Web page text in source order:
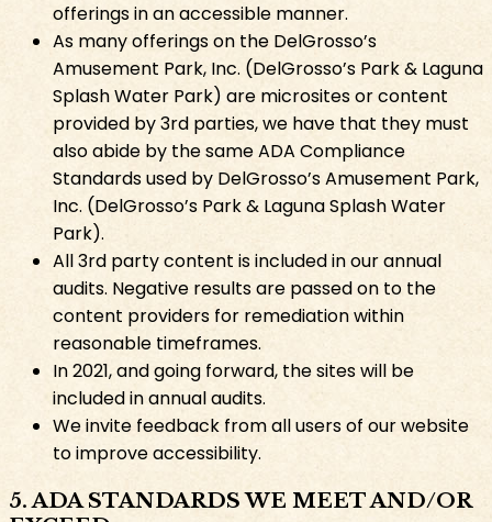
offerings in an accessible manner.​​​​‌ ‍ ​‍​‍‌‍ ‌ ​‍‌‍‍‌‌‍‌ ‌‍‍‌‌‍ ‍​‍​‍​ ‍‍​‍​‍‌ ​ ‌‍​‌‌‍ ‍‌‍‍‌‌ ‌​‌ ‍‌​‍ ‍‌‍‍‌‌‍ ​‍​‍​‍ ​​‍​‍‌‍‍​‌ ​‍‌‍‌‌‌‍‌‍​‍​‍​ ‍‍​‍​‍‌‍‍​‌ ‌​‌ ‌​‌ ​​​ ‍‍​‍ ​‍ ‌‍ ​‌‍​‌​‍ ‌‌‍‌‍‌‍​‌‌‍ ‌‌‍‍‌‌‍‌ ‌‍ ​‌‍‍‌‌‍​‌​‍ ‌‌‍‌​‌‍‌‌‌‍ ​‌‍‌ ‌ ​‍‌‍ ‌ ​ ‌ ​ ‌‍ ​‍ ‍‌ ​ ‌‍​‌‌‍ ‍‌‍‍‌‌ ‌​‌ ‍‌​‍ ‍‌ ​ ‌ ‌​‌ ‌‌‌‍‌​‌‍‍‌‌‍ ​‍ ‌‍‍‌‌‍ ‍‌ ‌​‌‍‌‌‌‍ ‍‌ ‌​​‍ ‌‍‌‌‌‍‌​‌‍‍‌‌ ‌​​‍ ‌‍ ‌‌‍ ‌‍‌​‌‍‌‌​ ‌‌ ​​‌ ​‍‌‍‌‌‌ ​ ‌‍‌‌‌‍ ‍‌ ‌​‌‍​‌‌ ‌​‌‍‍‌‌‍ ‌‍ ‍​ ‍ ‌‍‍‌‌‍‌​​ ‌​ ‌‌​ ​​​ ‌​‌‍‌​‌‍​‍‌‍​‍​ ‌ ‌‍‌‌​‍ ‌​ ​ ‌‍‌​‌‍​ ​ ‌​​‍ ‌​ ‌​​ ‌‌​ ​‌​ ‍‌​‍ ‌‌‍​‍‌‍‌‍​ ‌ ​ ​​​‍ ‌​ ​ ​ ‌‌‌‍‌‍​ ‌‍‌‍​‌​ ​‌‌‍​‌​ ​​​ ​‌‌‍‌‍‌‍​‍‌‍‌‌​ ‍ ‌ ‌​‌ ‍‌‌ ​​‌‍‌‌​ ‌‌ ​​‌‍​‌‌‍‌ ‌‍‌‌​ ‍ ‌ ​​‌‍​‌‌ ‌​‌‍‍​​ ‌‌ ​​‌‍​‌‌‍‌ ‌‍‌‌‌​​‍‌ ‌‌‌‍‍‌‌‍ ​‌‍‌​‌‍‌‌‌ ​‍​‍‌‌​ ‌‌‌​​‍‌‌ ‌‍‍ ‌‍‌‌‌ ‍‌​‍‌‌​ ​ ‌​‌​​‍‌‌​ ​ ‌​‌​​‍‌‌​ ​‍​ ​‍​ ‍‌​ ‌‍​ ‌ ‌‍​‌​ ‌ ​ ​‌​ ​‌‌‍​‌‌‍​‌​ ‍‌​ ​‌​ ​​​‍‌‌​ ​‍​ ​‍​‍‌‌​ ‌‌‌​‌​​‍ ‍‌‍​‍‌‍ ‌‍‌​‌ ‍‌​‍‌‌​ ‌‌‌​​‍‌‌ ‌‍‍ ‌‍‌‌‌ ‍‌​‍‌‌​ ​ ‌​‌​​‍‌‌​ ​ ‌​‌​​‍‌‌​ ​‍​ ​‍‌‍​‌‌‍‌‌​ ‍​‌‍‌​‌‍​‍​ ‌‍‌‍​‌‌‍‌‌‌‍​ ​ ‌​​ ​ ​ ‍​​‍‌‌​ ​‍​ ​‍​‍‌‌​ ‌‌‌​‌​​‍ ‍‌‍​ ‌‍‍​‌‍‍‌‌‍ ​‌‍‌​‌ ​‍‌‍‌‌‌‍ ‍​‍‌‌​ ‌‌‌​​‍‌‌ ‌‍‍ ‌‍‌‌‌ ‍‌​‍‌‌​ ​ ‌​‌​​‍‌‌​ ​ ‌​‌​​‍‌‌​ ​‍​ ​‍​ ​‍​ ‌‌​ ‌‍​ ‍​​ ‌ ​ ‍‌​ ​ ​ ‌ ​ ‌‍​ ‌‍​ ​‌​ ‌ ​‍‌‌​ ​‍​ ​‍​‍‌‌​ ‌‌‌​‌​​‍ ‍‌ ‌​‌‍‌‌‌ ‍​‌ ‌​​ ‌‍​‍‌‍​‌‌ ​ ‌‍‌‌‌‌‌‌‌ ​‍‌‍ ​​ ‌‌‍‍​‌ ‌​‌ ‌​‌ ​​​‍‌‌​ ​ ‌​​‌​‍‌‌​ ​‍‌​‌‍​‍‌‌​ ​‍‌​‌‍‌‍ ​‌‍​‌​‍ ‌‌‍‌‍‌‍​‌‌‍ ‌‌‍‍‌‌‍‌ ‌‍ ​‌‍‍‌‌‍​‌​‍ ‌‌‍‌​‌‍‌‌‌‍ ​‌‍‌ ‌ ​‍‌‍ ‌ ​ ‌ ​ ‌‍ ​‍ ‍‌ ​ ‌‍​‌‌‍ ‍‌‍‍‌‌ ‌​‌ ‍‌​‍ ‍‌ ​ ‌ ‌​‌ ‌‌‌‍‌​‌‍‍‌‌‍ ​‍‌‍‌‍‍‌‌‍‌​​ ‌​ ‌‌​ ​​​ ‌​‌‍‌​‌‍​‍‌‍​‍​ ‌ ‌‍‌‌​‍ ‌​ ​ ‌‍‌​‌‍​ ​ ‌​​‍ ‌​ ‌​​ ‌‌​ ​‌​ ‍‌​‍ ‌‌‍​‍‌‍‌‍​ ‌ ​ ​​​‍ ‌​ ​ ​ ‌‌‌‍‌‍​ ‌‍‌‍​‌​ ​‌‌‍​‌​ ​​​ ​‌‌‍‌‍‌‍​‍‌‍‌‌​‍‌‍‌ ‌​‌ ‍‌‌ ​​‌‍‌‌​ ‌‌ ​​‌‍​‌‌‍‌ ‌‍‌‌​‍‌‍‌ ​​‌‍​‌‌ ‌​‌‍‍​​ ‌‌ ​​‌‍​‌‌‍‌ ‌‍‌‌‌​​‍‌ ‌‌‌‍‍‌‌‍ ​‌‍‌​‌‍‌‌‌ ​‍​‍‌‌​ ‌‌‌​​‍‌‌ ‌‍‍ ‌‍‌‌‌ ‍‌​‍‌‌​ ​ ‌​‌​​‍‌‌​ ​ ‌​‌​​‍‌‌​ ​‍​ ​‍​ ‍‌​ ‌‍​ ‌ ‌‍​‌​ ‌ ​ ​‌​ ​‌‌‍​‌‌‍​‌​ ‍‌​ ​‌​ ​​​‍‌‌​ ​‍​ ​‍​‍‌‌​ ‌‌‌​‌​​‍ ‍‌‍​‍‌‍ ‌‍‌​‌ ‍‌​‍‌‌​ ‌‌‌​​‍‌‌ ‌‍‍ ‌‍‌‌‌ ‍‌​‍‌‌​ ​ ‌​‌​​‍‌‌​ ​ ‌​‌​​‍‌‌​ ​‍​ ​‍‌‍​‌‌‍‌‌​ ‍​‌‍‌​‌‍​‍​ ‌‍‌‍​‌‌‍‌‌‌‍​ ​ ‌​​ ​ ​ ‍​​‍‌‌​ ​‍​ ​‍​‍‌‌​ ‌‌‌​‌​​‍ ‍‌‍​ ‌‍‍​‌‍‍‌‌‍ ​‌‍‌​‌ ​‍‌‍‌‌‌‍ ‍​‍‌‌​ ‌‌‌​​‍‌‌ ‌‍‍ ‌‍‌‌‌ ‍‌​‍‌‌​ ​ ‌​‌​​‍‌‌​ ​ ‌​‌​​‍‌‌​ ​‍​ ​‍​ ​‍​ ‌‌​ ‌‍​ ‍​​ ‌ ​ ‍‌​ ​ ​ ‌ ​ ‌‍​ ‌‍​ ​‌​ ‌ ​‍‌‌​ ​‍​ ​‍​‍‌‌​ ‌‌‌​‌​​‍ ‍‌ ‌​‌‍‌‌‌ ‍​‌ ‌​​‍‌‍‌ ​​‌‍‌‌‌ ​‍‌ ​ ‌ ​​‌‍‌‌‌‍​ ‌ ‌​‌‍‍‌‌ ‌‍‌‍‌‌​ ‌‌ ​​‌ ‌‌‌‍​‍‌‍ ​‌‍‍‌‌ ​ ‌‍‍​‌‍‌‌‌‍‌​​‍​‍‌ ‌
As many offerings on the DelGrosso’s
Amusement Park, Inc. (DelGrosso’s Park & Laguna
Splash Water Park) are microsites or content
provided by 3rd parties, we have that they must
also abide by the same ADA Compliance
Standards used by DelGrosso’s Amusement Park,
Inc. (DelGrosso’s Park & Laguna Splash Water
Park).​​​​‌ ‍ ​‍​‍‌‍ ‌ ​‍‌‍‍‌‌‍‌ ‌‍‍‌‌‍ ‍​‍​‍​ ‍‍​‍​‍‌ ​ ‌‍​‌‌‍ ‍‌‍‍‌‌ ‌​‌ ‍‌​‍ ‍‌‍‍‌‌‍ ​‍​‍​‍ ​​‍​‍‌‍‍​‌ ​‍‌‍‌‌‌‍‌‍​‍​‍​ ‍‍​‍​‍‌‍‍​‌ ‌​‌ ‌​‌ ​​​ ‍‍​‍ ​‍ ‌‍ ​‌‍​‌​‍ ‌‌‍‌‍‌‍​‌‌‍ ‌‌‍‍‌‌‍‌ ‌‍ ​‌‍‍‌‌‍​‌​‍ ‌‌‍‌​‌‍‌‌‌‍ ​‌‍‌ ‌ ​‍‌‍ ‌ ​ ‌ ​ ‌‍ ​‍ ‍‌ ​ ‌‍​‌‌‍ ‍‌‍‍‌‌ ‌​‌ ‍‌​‍ ‍‌ ​ ‌ ‌​‌ ‌‌‌‍‌​‌‍‍‌‌‍ ​‍ ‌‍‍‌‌‍ ‍‌ ‌​‌‍‌‌‌‍ ‍‌ ‌​​‍ ‌‍‌‌‌‍‌​‌‍‍‌‌ ‌​​‍ ‌‍ ‌‌‍ ‌‍‌​‌‍‌‌​ ‌‌ ​​‌ ​‍‌‍‌‌‌ ​ ‌‍‌‌‌‍ ‍‌ ‌​‌‍​‌‌ ‌​‌‍‍‌‌‍ ‌‍ ‍​ ‍ ‌‍‍‌‌‍‌​​ ‌​ ‌‌​ ​​​ ‌​‌‍‌​‌‍​‍‌‍​‍​ ‌ ‌‍‌‌​‍ ‌​ ​ ‌‍‌​‌‍​ ​ ‌​​‍ ‌​ ‌​​ ‌‌​ ​‌​ ‍‌​‍ ‌‌‍​‍‌‍‌‍​ ‌ ​ ​​​‍ ‌​ ​ ​ ‌‌‌‍‌‍​ ‌‍‌‍​‌​ ​‌‌‍​‌​ ​​​ ​‌‌‍‌‍‌‍​‍‌‍‌‌​ ‍ ‌ ‌​‌ ‍‌‌ ​​‌‍‌‌​ ‌‌ ​​‌‍​‌‌‍‌ ‌‍‌‌​ ‍ ‌ ​​‌‍​‌‌ ‌​‌‍‍​​ ‌‌ ​​‌‍​‌‌‍‌ ‌‍‌‌‌​​‍‌ ‌‌‌‍‍‌‌‍ ​‌‍‌​‌‍‌‌‌ ​‍​‍‌‌​ ‌‌‌​​‍‌‌ ‌‍‍ ‌‍‌‌‌ ‍‌​‍‌‌​ ​ ‌​‌​​‍‌‌​ ​ ‌​‌​​‍‌‌​ ​‍​ ​‍​ ‍‌​ ‌‍​ ‌ ‌‍​‌​ ‌ ​ ​‌​ ​‌‌‍​‌‌‍​‌​ ‍‌​ ​‌​ ​​​‍‌‌​ ​‍​ ​‍​‍‌‌​ ‌‌‌​‌​​‍ ‍‌‍​‍‌‍ ‌‍‌​‌ ‍‌​‍‌‌​ ‌‌‌​​‍‌‌ ‌‍‍ ‌‍‌‌‌ ‍‌​‍‌‌​ ​ ‌​‌​​‍‌‌​ ​ ‌​‌​​‍‌‌​ ​‍​ ​‍​ ‌‌‌‍​ ​ ‌ ​ ​‍​ ‌‍​ ‍‌‌‍​‍‌‍‌‌​ ‌​‌‍​‌​ ‌​​ ‌ ​‍‌‌​ ​‍​ ​‍​‍‌‌​ ‌‌‌​‌​​‍ ‍‌‍​ ‌‍‍​‌‍‍‌‌‍ ​‌‍‌​‌ ​‍‌‍‌‌‌‍ ‍​‍‌‌​ ‌‌‌​​‍‌‌ ‌‍‍ ‌‍‌‌‌ ‍‌​‍‌‌​ ​ ‌​‌​​‍‌‌​ ​ ‌​‌​​‍‌‌​ ​‍​ ​‍​ ​‌​ ‌​​ ​‌‌‍‌​​ ‌‍​ ‌‍​ ​‌​ ‌ ​ ​ ​ ‌​​ ‌‍‌‍​‍​‍‌‌​ ​‍​ ​‍​‍‌‌​ ‌‌‌​‌​​‍ ‍‌ ‌​‌‍‌‌‌ ‍​‌ ‌​​ ‌‍​‍‌‍​‌‌ ​ ‌‍‌‌‌‌‌‌‌ ​‍‌‍ ​​ ‌‌‍‍​‌ ‌​‌ ‌​‌ ​​​‍‌‌​ ​ ‌​​‌​‍‌‌​ ​‍‌​‌‍​‍‌‌​ ​‍‌​‌‍‌‍ ​‌‍​‌​‍ ‌‌‍‌‍‌‍​‌‌‍ ‌‌‍‍‌‌‍‌ ‌‍ ​‌‍‍‌‌‍​‌​‍ ‌‌‍‌​‌‍‌‌‌‍ ​‌‍‌ ‌ ​‍‌‍ ‌ ​ ‌ ​ ‌‍ ​‍ ‍‌ ​ ‌‍​‌‌‍ ‍‌‍‍‌‌ ‌​‌ ‍‌​‍ ‍‌ ​ ‌ ‌​‌ ‌‌‌‍‌​‌‍‍‌‌‍ ​‍‌‍‌‍‍‌‌‍‌​​ ‌​ ‌‌​ ​​​ ‌​‌‍‌​‌‍​‍‌‍​‍​ ‌ ‌‍‌‌​‍ ‌​ ​ ‌‍‌​‌‍​ ​ ‌​​‍ ‌​ ‌​​ ‌‌​ ​‌​ ‍‌​‍ ‌‌‍​‍‌‍‌‍​ ‌ ​ ​​​‍ ‌​ ​ ​ ‌‌‌‍‌‍​ ‌‍‌‍​‌​ ​‌‌‍​‌​ ​​​ ​‌‌‍‌‍‌‍​‍‌‍‌‌​‍‌‍‌ ‌​‌ ‍‌‌ ​​‌‍‌‌​ ‌‌ ​​‌‍​‌‌‍‌ ‌‍‌‌​‍‌‍‌ ​​‌‍​‌‌ ‌​‌‍‍​​ ‌‌ ​​‌‍​‌‌‍‌ ‌‍‌‌‌​​‍‌ ‌‌‌‍‍‌‌‍ ​‌‍‌​‌‍‌‌‌ ​‍​‍‌‌​ ‌‌‌​​‍‌‌ ‌‍‍ ‌‍‌‌‌ ‍‌​‍‌‌​ ​ ‌​‌​​‍‌‌​ ​ ‌​‌​​‍‌‌​ ​‍​ ​‍​ ‍‌​ ‌‍​ ‌ ‌‍​‌​ ‌ ​ ​‌​ ​‌‌‍​‌‌‍​‌​ ‍‌​ ​‌​ ​​​‍‌‌​ ​‍​ ​‍​‍‌‌​ ‌‌‌​‌​​‍ ‍‌‍​‍‌‍ ‌‍‌​‌ ‍‌​‍‌‌​ ‌‌‌​​‍‌‌ ‌‍‍ ‌‍‌‌‌ ‍‌​‍‌‌​ ​ ‌​‌​​‍‌‌​ ​ ‌​‌​​‍‌‌​ ​‍​ ​‍​ ‌‌‌‍​ ​ ‌ ​ ​‍​ ‌‍​ ‍‌‌‍​‍‌‍‌‌​ ‌​‌‍​‌​ ‌​​ ‌ ​‍‌‌​ ​‍​ ​‍​‍‌‌​ ‌‌‌​‌​​‍ ‍‌‍​ ‌‍‍​‌‍‍‌‌‍ ​‌‍‌​‌ ​‍‌‍‌‌‌‍ ‍​‍‌‌​ ‌‌‌​​‍‌‌ ‌‍‍ ‌‍‌‌‌ ‍‌​‍‌‌​ ​ ‌​‌​​‍‌‌​ ​ ‌​‌​​‍‌‌​ ​‍​ ​‍​ ​‌​ ‌​​ ​‌‌‍‌​​ ‌‍​ ‌‍​ ​‌​ ‌ ​ ​ ​ ‌​​ ‌‍‌‍​‍​‍‌‌​ ​‍​ ​‍​‍‌‌​ ‌‌‌​‌​​‍ ‍‌ ‌​‌‍‌‌‌ ‍​‌ ‌​​‍‌‍‌ ​​‌‍‌‌‌ ​‍‌ ​ ‌ ​​‌‍‌‌‌‍​ ‌ ‌​‌‍‍‌‌ ‌‍‌‍‌‌​ ‌‌ ​​‌ ‌‌‌‍​‍‌‍ ​‌‍‍‌‌ ​ ‌‍‍​‌‍‌‌‌‍‌​​‍​‍‌ ‌
All 3rd party content is included in our annual
audits. Negative results are passed on to the
content providers for remediation within
reasonable timeframes.​​​​‌ ‍ ​‍​‍‌‍ ‌ ​‍‌‍‍‌‌‍‌ ‌‍‍‌‌‍ ‍​‍​‍​ ‍‍​‍​‍‌ ​ ‌‍​‌‌‍ ‍‌‍‍‌‌ ‌​‌ ‍‌​‍ ‍‌‍‍‌‌‍ ​‍​‍​‍ ​​‍​‍‌‍‍​‌ ​‍‌‍‌‌‌‍‌‍​‍​‍​ ‍‍​‍​‍‌‍‍​‌ ‌​‌ ‌​‌ ​​​ ‍‍​‍ ​‍ ‌‍ ​‌‍​‌​‍ ‌‌‍‌‍‌‍​‌‌‍ ‌‌‍‍‌‌‍‌ ‌‍ ​‌‍‍‌‌‍​‌​‍ ‌‌‍‌​‌‍‌‌‌‍ ​‌‍‌ ‌ ​‍‌‍ ‌ ​ ‌ ​ ‌‍ ​‍ ‍‌ ​ ‌‍​‌‌‍ ‍‌‍‍‌‌ ‌​‌ ‍‌​‍ ‍‌ ​ ‌ ‌​‌ ‌‌‌‍‌​‌‍‍‌‌‍ ​‍ ‌‍‍‌‌‍ ‍‌ ‌​‌‍‌‌‌‍ ‍‌ ‌​​‍ ‌‍‌‌‌‍‌​‌‍‍‌‌ ‌​​‍ ‌‍ ‌‌‍ ‌‍‌​‌‍‌‌​ ‌‌ ​​‌ ​‍‌‍‌‌‌ ​ ‌‍‌‌‌‍ ‍‌ ‌​‌‍​‌‌ ‌​‌‍‍‌‌‍ ‌‍ ‍​ ‍ ‌‍‍‌‌‍‌​​ ‌​ ‌‌​ ​​​ ‌​‌‍‌​‌‍​‍‌‍​‍​ ‌ ‌‍‌‌​‍ ‌​ ​ ‌‍‌​‌‍​ ​ ‌​​‍ ‌​ ‌​​ ‌‌​ ​‌​ ‍‌​‍ ‌‌‍​‍‌‍‌‍​ ‌ ​ ​​​‍ ‌​ ​ ​ ‌‌‌‍‌‍​ ‌‍‌‍​‌​ ​‌‌‍​‌​ ​​​ ​‌‌‍‌‍‌‍​‍‌‍‌‌​ ‍ ‌ ‌​‌ ‍‌‌ ​​‌‍‌‌​ ‌‌ ​​‌‍​‌‌‍‌ ‌‍‌‌​ ‍ ‌ ​​‌‍​‌‌ ‌​‌‍‍​​ ‌‌ ​​‌‍​‌‌‍‌ ‌‍‌‌‌​​‍‌ ‌‌‌‍‍‌‌‍ ​‌‍‌​‌‍‌‌‌ ​‍​‍‌‌​ ‌‌‌​​‍‌‌ ‌‍‍ ‌‍‌‌‌ ‍‌​‍‌‌​ ​ ‌​‌​​‍‌‌​ ​ ‌​‌​​‍‌‌​ ​‍​ ​‍​ ‍‌​ ‌‍​ ‌ ‌‍​‌​ ‌ ​ ​‌​ ​‌‌‍​‌‌‍​‌​ ‍‌​ ​‌​ ​​​‍‌‌​ ​‍​ ​‍​‍‌‌​ ‌‌‌​‌​​‍ ‍‌‍​‍‌‍ ‌‍‌​‌ ‍‌​‍‌‌​ ‌‌‌​​‍‌‌ ‌‍‍ ‌‍‌‌‌ ‍‌​‍‌‌​ ​ ‌​‌​​‍‌‌​ ​ ‌​‌​​‍‌‌​ ​‍​ ​‍​ ​ ​ ​​​ ​‍​ ‌‍​ ​​‌‍​‌​ ‌ ​ ‌ ​ ​ ​ ​​​ ​‍​ ‍​​‍‌‌​ ​‍​ ​‍​‍‌‌​ ‌‌‌​‌​​‍ ‍‌‍​ ‌‍‍​‌‍‍‌‌‍ ​‌‍‌​‌ ​‍‌‍‌‌‌‍ ‍​‍‌‌​ ‌‌‌​​‍‌‌ ‌‍‍ ‌‍‌‌‌ ‍‌​‍‌‌​ ​ ‌​‌​​‍‌‌​ ​ ‌​‌​​‍‌‌​ ​‍​ ​‍​ ‌​​ ‌​‌‍‌‌‌‍‌​​ ​ ‌‍​‌​ ​‌‌‍​‌​ ‌‍​ ‌​​ ‌‍​ ‌‌​‍‌‌​ ​‍​ ​‍​‍‌‌​ ‌‌‌​‌​​‍ ‍‌ ‌​‌‍‌‌‌ ‍​‌ ‌​​ ‌‍​‍‌‍​‌‌ ​ ‌‍‌‌‌‌‌‌‌ ​‍‌‍ ​​ ‌‌‍‍​‌ ‌​‌ ‌​‌ ​​​‍‌‌​ ​ ‌​​‌​‍‌‌​ ​‍‌​‌‍​‍‌‌​ ​‍‌​‌‍‌‍ ​‌‍​‌​‍ ‌‌‍‌‍‌‍​‌‌‍ ‌‌‍‍‌‌‍‌ ‌‍ ​‌‍‍‌‌‍​‌​‍ ‌‌‍‌​‌‍‌‌‌‍ ​‌‍‌ ‌ ​‍‌‍ ‌ ​ ‌ ​ ‌‍ ​‍ ‍‌ ​ ‌‍​‌‌‍ ‍‌‍‍‌‌ ‌​‌ ‍‌​‍ ‍‌ ​ ‌ ‌​‌ ‌‌‌‍‌​‌‍‍‌‌‍ ​‍‌‍‌‍‍‌‌‍‌​​ ‌​ ‌‌​ ​​​ ‌​‌‍‌​‌‍​‍‌‍​‍​ ‌ ‌‍‌‌​‍ ‌​ ​ ‌‍‌​‌‍​ ​ ‌​​‍ ‌​ ‌​​ ‌‌​ ​‌​ ‍‌​‍ ‌‌‍​‍‌‍‌‍​ ‌ ​ ​​​‍ ‌​ ​ ​ ‌‌‌‍‌‍​ ‌‍‌‍​‌​ ​‌‌‍​‌​ ​​​ ​‌‌‍‌‍‌‍​‍‌‍‌‌​‍‌‍‌ ‌​‌ ‍‌‌ ​​‌‍‌‌​ ‌‌ ​​‌‍​‌‌‍‌ ‌‍‌‌​‍‌‍‌ ​​‌‍​‌‌ ‌​‌‍‍​​ ‌‌ ​​‌‍​‌‌‍‌ ‌‍‌‌‌​​‍‌ ‌‌‌‍‍‌‌‍ ​‌‍‌​‌‍‌‌‌ ​‍​‍‌‌​ ‌‌‌​​‍‌‌ ‌‍‍ ‌‍‌‌‌ ‍‌​‍‌‌​ ​ ‌​‌​​‍‌‌​ ​ ‌​‌​​‍‌‌​ ​‍​ ​‍​ ‍‌​ ‌‍​ ‌ ‌‍​‌​ ‌ ​ ​‌​ ​‌‌‍​‌‌‍​‌​ ‍‌​ ​‌​ ​​​‍‌‌​ ​‍​ ​‍​‍‌‌​ ‌‌‌​‌​​‍ ‍‌‍​‍‌‍ ‌‍‌​‌ ‍‌​‍‌‌​ ‌‌‌​​‍‌‌ ‌‍‍ ‌‍‌‌‌ ‍‌​‍‌‌​ ​ ‌​‌​​‍‌‌​ ​ ‌​‌​​‍‌‌​ ​‍​ ​‍​ ​ ​ ​​​ ​‍​ ‌‍​ ​​‌‍​‌​ ‌ ​ ‌ ​ ​ ​ ​​​ ​‍​ ‍​​‍‌‌​ ​‍​ ​‍​‍‌‌​ ‌‌‌​‌​​‍ ‍‌‍​ ‌‍‍​‌‍‍‌‌‍ ​‌‍‌​‌ ​‍‌‍‌‌‌‍ ‍​‍‌‌​ ‌‌‌​​‍‌‌ ‌‍‍ ‌‍‌‌‌ ‍‌​‍‌‌​ ​ ‌​‌​​‍‌‌​ ​ ‌​‌​​‍‌‌​ ​‍​ ​‍​ ‌​​ ‌​‌‍‌‌‌‍‌​​ ​ ‌‍​‌​ ​‌‌‍​‌​ ‌‍​ ‌​​ ‌‍​ ‌‌​‍‌‌​ ​‍​ ​‍​‍‌‌​ ‌‌‌​‌​​‍ ‍‌ ‌​‌‍‌‌‌ ‍​‌ ‌​​‍‌‍‌ ​​‌‍‌‌‌ ​‍‌ ​ ‌ ​​‌‍‌‌‌‍​ ‌ ‌​‌‍‍‌‌ ‌‍‌‍‌‌​ ‌‌ ​​‌ ‌‌‌‍​‍‌‍ ​‌‍‍‌‌ ​ ‌‍‍​‌‍‌‌‌‍‌​​‍​‍‌ ‌
In 2021, and going forward, the sites will be
included in annual audits.​​​​‌ ‍ ​‍​‍‌‍ ‌ ​‍‌‍‍‌‌‍‌ ‌‍‍‌‌‍ ‍​‍​‍​ ‍‍​‍​‍‌ ​ ‌‍​‌‌‍ ‍‌‍‍‌‌ ‌​‌ ‍‌​‍ ‍‌‍‍‌‌‍ ​‍​‍​‍ ​​‍​‍‌‍‍​‌ ​‍‌‍‌‌‌‍‌‍​‍​‍​ ‍‍​‍​‍‌‍‍​‌ ‌​‌ ‌​‌ ​​​ ‍‍​‍ ​‍ ‌‍ ​‌‍​‌​‍ ‌‌‍‌‍‌‍​‌‌‍ ‌‌‍‍‌‌‍‌ ‌‍ ​‌‍‍‌‌‍​‌​‍ ‌‌‍‌​‌‍‌‌‌‍ ​‌‍‌ ‌ ​‍‌‍ ‌ ​ ‌ ​ ‌‍ ​‍ ‍‌ ​ ‌‍​‌‌‍ ‍‌‍‍‌‌ ‌​‌ ‍‌​‍ ‍‌ ​ ‌ ‌​‌ ‌‌‌‍‌​‌‍‍‌‌‍ ​‍ ‌‍‍‌‌‍ ‍‌ ‌​‌‍‌‌‌‍ ‍‌ ‌​​‍ ‌‍‌‌‌‍‌​‌‍‍‌‌ ‌​​‍ ‌‍ ‌‌‍ ‌‍‌​‌‍‌‌​ ‌‌ ​​‌ ​‍‌‍‌‌‌ ​ ‌‍‌‌‌‍ ‍‌ ‌​‌‍​‌‌ ‌​‌‍‍‌‌‍ ‌‍ ‍​ ‍ ‌‍‍‌‌‍‌​​ ‌​ ‌‌​ ​​​ ‌​‌‍‌​‌‍​‍‌‍​‍​ ‌ ‌‍‌‌​‍ ‌​ ​ ‌‍‌​‌‍​ ​ ‌​​‍ ‌​ ‌​​ ‌‌​ ​‌​ ‍‌​‍ ‌‌‍​‍‌‍‌‍​ ‌ ​ ​​​‍ ‌​ ​ ​ ‌‌‌‍‌‍​ ‌‍‌‍​‌​ ​‌‌‍​‌​ ​​​ ​‌‌‍‌‍‌‍​‍‌‍‌‌​ ‍ ‌ ‌​‌ ‍‌‌ ​​‌‍‌‌​ ‌‌ ​​‌‍​‌‌‍‌ ‌‍‌‌​ ‍ ‌ ​​‌‍​‌‌ ‌​‌‍‍​​ ‌‌ ​​‌‍​‌‌‍‌ ‌‍‌‌‌​​‍‌ ‌‌‌‍‍‌‌‍ ​‌‍‌​‌‍‌‌‌ ​‍​‍‌‌​ ‌‌‌​​‍‌‌ ‌‍‍ ‌‍‌‌‌ ‍‌​‍‌‌​ ​ ‌​‌​​‍‌‌​ ​ ‌​‌​​‍‌‌​ ​‍​ ​‍​ ‍‌​ ‌‍​ ‌ ‌‍​‌​ ‌ ​ ​‌​ ​‌‌‍​‌‌‍​‌​ ‍‌​ ​‌​ ​​​‍‌‌​ ​‍​ ​‍​‍‌‌​ ‌‌‌​‌​​‍ ‍‌‍​‍‌‍ ‌‍‌​‌ ‍‌​‍‌‌​ ‌‌‌​​‍‌‌ ‌‍‍ ‌‍‌‌‌ ‍‌​‍‌‌​ ​ ‌​‌​​‍‌‌​ ​ ‌​‌​​‍‌‌​ ​‍​ ​‍‌‍‌‌​ ‍‌​ ​​‌‍​‌​ ‌ ‌‍‌‌‌‍‌​‌‍‌‍‌‍‌‍‌‍‌‌​ ‍​​ ‍‌​‍‌‌​ ​‍​ ​‍​‍‌‌​ ‌‌‌​‌​​‍ ‍‌‍​ ‌‍‍​‌‍‍‌‌‍ ​‌‍‌​‌ ​‍‌‍‌‌‌‍ ‍​‍‌‌​ ‌‌‌​​‍‌‌ ‌‍‍ ‌‍‌‌‌ ‍‌​‍‌‌​ ​ ‌​‌​​‍‌‌​ ​ ‌​‌​​‍‌‌​ ​‍​ ​‍‌‍​‍​ ​‌​ ‌‍​ ‍‌‌‍‌​​ ‌‍​ ​ ​ ​ ‌‍‌‌​ ‌​​ ​ ​ ‍​​‍‌‌​ ​‍​ ​‍​‍‌‌​ ‌‌‌​‌​​‍ ‍‌ ‌​‌‍‌‌‌ ‍​‌ ‌​​ ‌‍​‍‌‍​‌‌ ​ ‌‍‌‌‌‌‌‌‌ ​‍‌‍ ​​ ‌‌‍‍​‌ ‌​‌ ‌​‌ ​​​‍‌‌​ ​ ‌​​‌​‍‌‌​ ​‍‌​‌‍​‍‌‌​ ​‍‌​‌‍‌‍ ​‌‍​‌​‍ ‌‌‍‌‍‌‍​‌‌‍ ‌‌‍‍‌‌‍‌ ‌‍ ​‌‍‍‌‌‍​‌​‍ ‌‌‍‌​‌‍‌‌‌‍ ​‌‍‌ ‌ ​‍‌‍ ‌ ​ ‌ ​ ‌‍ ​‍ ‍‌ ​ ‌‍​‌‌‍ ‍‌‍‍‌‌ ‌​‌ ‍‌​‍ ‍‌ ​ ‌ ‌​‌ ‌‌‌‍‌​‌‍‍‌‌‍ ​‍‌‍‌‍‍‌‌‍‌​​ ‌​ ‌‌​ ​​​ ‌​‌‍‌​‌‍​‍‌‍​‍​ ‌ ‌‍‌‌​‍ ‌​ ​ ‌‍‌​‌‍​ ​ ‌​​‍ ‌​ ‌​​ ‌‌​ ​‌​ ‍‌​‍ ‌‌‍​‍‌‍‌‍​ ‌ ​ ​​​‍ ‌​ ​ ​ ‌‌‌‍‌‍​ ‌‍‌‍​‌​ ​‌‌‍​‌​ ​​​ ​‌‌‍‌‍‌‍​‍‌‍‌‌​‍‌‍‌ ‌​‌ ‍‌‌ ​​‌‍‌‌​ ‌‌ ​​‌‍​‌‌‍‌ ‌‍‌‌​‍‌‍‌ ​​‌‍​‌‌ ‌​‌‍‍​​ ‌‌ ​​‌‍​‌‌‍‌ ‌‍‌‌‌​​‍‌ ‌‌‌‍‍‌‌‍ ​‌‍‌​‌‍‌‌‌ ​‍​‍‌‌​ ‌‌‌​​‍‌‌ ‌‍‍ ‌‍‌‌‌ ‍‌​‍‌‌​ ​ ‌​‌​​‍‌‌​ ​ ‌​‌​​‍‌‌​ ​‍​ ​‍​ ‍‌​ ‌‍​ ‌ ‌‍​‌​ ‌ ​ ​‌​ ​‌‌‍​‌‌‍​‌​ ‍‌​ ​‌​ ​​​‍‌‌​ ​‍​ ​‍​‍‌‌​ ‌‌‌​‌​​‍ ‍‌‍​‍‌‍ ‌‍‌​‌ ‍‌​‍‌‌​ ‌‌‌​​‍‌‌ ‌‍‍ ‌‍‌‌‌ ‍‌​‍‌‌​ ​ ‌​‌​​‍‌‌​ ​ ‌​‌​​‍‌‌​ ​‍​ ​‍‌‍‌‌​ ‍‌​ ​​‌‍​‌​ ‌ ‌‍‌‌‌‍‌​‌‍‌‍‌‍‌‍‌‍‌‌​ ‍​​ ‍‌​‍‌‌​ ​‍​ ​‍​‍‌‌​ ‌‌‌​‌​​‍ ‍‌‍​ ‌‍‍​‌‍‍‌‌‍ ​‌‍‌​‌ ​‍‌‍‌‌‌‍ ‍​‍‌‌​ ‌‌‌​​‍‌‌ ‌‍‍ ‌‍‌‌‌ ‍‌​‍‌‌​ ​ ‌​‌​​‍‌‌​ ​ ‌​‌​​‍‌‌​ ​‍​ ​‍‌‍​‍​ ​‌​ ‌‍​ ‍‌‌‍‌​​ ‌‍​ ​ ​ ​ ‌‍‌‌​ ‌​​ ​ ​ ‍​​‍‌‌​ ​‍​ ​‍​‍‌‌​ ‌‌‌​‌​​‍ ‍‌ ‌​‌‍‌‌‌ ‍​‌ ‌​​‍‌‍‌ ​​‌‍‌‌‌ ​‍‌ ​ ‌ ​​‌‍‌‌‌‍​ ‌ ‌​‌‍‍‌‌ ‌‍‌‍‌‌​ ‌‌ ​​‌ ‌‌‌‍​‍‌‍ ​‌‍‍‌‌ ​ ‌‍‍​‌‍‌‌‌‍‌​​‍​‍‌ ‌
We invite feedback from all users of our website
to improve accessibility.​​​​‌ ‍ ​‍​‍‌‍ ‌ ​‍‌‍‍‌‌‍‌ ‌‍‍‌‌‍ ‍​‍​‍​ ‍‍​‍​‍‌ ​ ‌‍​‌‌‍ ‍‌‍‍‌‌ ‌​‌ ‍‌​‍ ‍‌‍‍‌‌‍ ​‍​‍​‍ ​​‍​‍‌‍‍​‌ ​‍‌‍‌‌‌‍‌‍​‍​‍​ ‍‍​‍​‍‌‍‍​‌ ‌​‌ ‌​‌ ​​​ ‍‍​‍ ​‍ ‌‍ ​‌‍​‌​‍ ‌‌‍‌‍‌‍​‌‌‍ ‌‌‍‍‌‌‍‌ ‌‍ ​‌‍‍‌‌‍​‌​‍ ‌‌‍‌​‌‍‌‌‌‍ ​‌‍‌ ‌ ​‍‌‍ ‌ ​ ‌ ​ ‌‍ ​‍ ‍‌ ​ ‌‍​‌‌‍ ‍‌‍‍‌‌ ‌​‌ ‍‌​‍ ‍‌ ​ ‌ ‌​‌ ‌‌‌‍‌​‌‍‍‌‌‍ ​‍ ‌‍‍‌‌‍ ‍‌ ‌​‌‍‌‌‌‍ ‍‌ ‌​​‍ ‌‍‌‌‌‍‌​‌‍‍‌‌ ‌​​‍ ‌‍ ‌‌‍ ‌‍‌​‌‍‌‌​ ‌‌ ​​‌ ​‍‌‍‌‌‌ ​ ‌‍‌‌‌‍ ‍‌ ‌​‌‍​‌‌ ‌​‌‍‍‌‌‍ ‌‍ ‍​ ‍ ‌‍‍‌‌‍‌​​ ‌​ ‌‌​ ​​​ ‌​‌‍‌​‌‍​‍‌‍​‍​ ‌ ‌‍‌‌​‍ ‌​ ​ ‌‍‌​‌‍​ ​ ‌​​‍ ‌​ ‌​​ ‌‌​ ​‌​ ‍‌​‍ ‌‌‍​‍‌‍‌‍​ ‌ ​ ​​​‍ ‌​ ​ ​ ‌‌‌‍‌‍​ ‌‍‌‍​‌​ ​‌‌‍​‌​ ​​​ ​‌‌‍‌‍‌‍​‍‌‍‌‌​ ‍ ‌ ‌​‌ ‍‌‌ ​​‌‍‌‌​ ‌‌ ​​‌‍​‌‌‍‌ ‌‍‌‌​ ‍ ‌ ​​‌‍​‌‌ ‌​‌‍‍​​ ‌‌ ​​‌‍​‌‌‍‌ ‌‍‌‌‌​​‍‌ ‌‌‌‍‍‌‌‍ ​‌‍‌​‌‍‌‌‌ ​‍​‍‌‌​ ‌‌‌​​‍‌‌ ‌‍‍ ‌‍‌‌‌ ‍‌​‍‌‌​ ​ ‌​‌​​‍‌‌​ ​ ‌​‌​​‍‌‌​ ​‍​ ​‍​ ‍‌​ ‌‍​ ‌ ‌‍​‌​ ‌ ​ ​‌​ ​‌‌‍​‌‌‍​‌​ ‍‌​ ​‌​ ​​​‍‌‌​ ​‍​ ​‍​‍‌‌​ ‌‌‌​‌​​‍ ‍‌‍​‍‌‍ ‌‍‌​‌ ‍‌​‍‌‌​ ‌‌‌​​‍‌‌ ‌‍‍ ‌‍‌‌‌ ‍‌​‍‌‌​ ​ ‌​‌​​‍‌‌​ ​ ‌​‌​​‍‌‌​ ​‍​ ​‍‌‍​‌​ ‍​‌‍​‌​ ​​​ ‍​​ ‌‌‌‍‌​​ ​‌​ ​​​ ‌ ​ ‍​​ ‍‌​‍‌‌​ ​‍​ ​‍​‍‌‌​ ‌‌‌​‌​​‍ ‍‌‍​ ‌‍‍​‌‍‍‌‌‍ ​‌‍‌​‌ ​‍‌‍‌‌‌‍ ‍​‍‌‌​ ‌‌‌​​‍‌‌ ‌‍‍ ‌‍‌‌‌ ‍‌​‍‌‌​ ​ ‌​‌​​‍‌‌​ ​ ‌​‌​​‍‌‌​ ​‍​ ​‍​ ​‍​ ​‍​ ‌ ​ ‌‌​ ​​​ ‌​​ ‌‌​ ‍‌​ ‌ ‌‍​‍​ ‌‌​ ‍‌​‍‌‌​ ​‍​ ​‍​‍‌‌​ ‌‌‌​‌​​‍ ‍‌ ‌​‌‍‌‌‌ ‍​‌ ‌​​ ‌‍​‍‌‍​‌‌ ​ ‌‍‌‌‌‌‌‌‌ ​‍‌‍ ​​ ‌‌‍‍​‌ ‌​‌ ‌​‌ ​​​‍‌‌​ ​ ‌​​‌​‍‌‌​ ​‍‌​‌‍​‍‌‌​ ​‍‌​‌‍‌‍ ​‌‍​‌​‍ ‌‌‍‌‍‌‍​‌‌‍ ‌‌‍‍‌‌‍‌ ‌‍ ​‌‍‍‌‌‍​‌​‍ ‌‌‍‌​‌‍‌‌‌‍ ​‌‍‌ ‌ ​‍‌‍ ‌ ​ ‌ ​ ‌‍ ​‍ ‍‌ ​ ‌‍​‌‌‍ ‍‌‍‍‌‌ ‌​‌ ‍‌​‍ ‍‌ ​ ‌ ‌​‌ ‌‌‌‍‌​‌‍‍‌‌‍ ​‍‌‍‌‍‍‌‌‍‌​​ ‌​ ‌‌​ ​​​ ‌​‌‍‌​‌‍​‍‌‍​‍​ ‌ ‌‍‌‌​‍ ‌​ ​ ‌‍‌​‌‍​ ​ ‌​​‍ ‌​ ‌​​ ‌‌​ ​‌​ ‍‌​‍ ‌‌‍​‍‌‍‌‍​ ‌ ​ ​​​‍ ‌​ ​ ​ ‌‌‌‍‌‍​ ‌‍‌‍​‌​ ​‌‌‍​‌​ ​​​ ​‌‌‍‌‍‌‍​‍‌‍‌‌​‍‌‍‌ ‌​‌ ‍‌‌ ​​‌‍‌‌​ ‌‌ ​​‌‍​‌‌‍‌ ‌‍‌‌​‍‌‍‌ ​​‌‍​‌‌ ‌​‌‍‍​​ ‌‌ ​​‌‍​‌‌‍‌ ‌‍‌‌‌​​‍‌ ‌‌‌‍‍‌‌‍ ​‌‍‌​‌‍‌‌‌ ​‍​‍‌‌​ ‌‌‌​​‍‌‌ ‌‍‍ ‌‍‌‌‌ ‍‌​‍‌‌​ ​ ‌​‌​​‍‌‌​ ​ ‌​‌​​‍‌‌​ ​‍​ ​‍​ ‍‌​ ‌‍​ ‌ ‌‍​‌​ ‌ ​ ​‌​ ​‌‌‍​‌‌‍​‌​ ‍‌​ ​‌​ ​​​‍‌‌​ ​‍​ ​‍​‍‌‌​ ‌‌‌​‌​​‍ ‍‌‍​‍‌‍ ‌‍‌​‌ ‍‌​‍‌‌​ ‌‌‌​​‍‌‌ ‌‍‍ ‌‍‌‌‌ ‍‌​‍‌‌​ ​ ‌​‌​​‍‌‌​ ​ ‌​‌​​‍‌‌​ ​‍​ ​‍‌‍​‌​ ‍​‌‍​‌​ ​​​ ‍​​ ‌‌‌‍‌​​ ​‌​ ​​​ ‌ ​ ‍​​ ‍‌​‍‌‌​ ​‍​ ​‍​‍‌‌​ ‌‌‌​‌​​‍ ‍‌‍​ ‌‍‍​‌‍‍‌‌‍ ​‌‍‌​‌ ​‍‌‍‌‌‌‍ ‍​‍‌‌​ ‌‌‌​​‍‌‌ ‌‍‍ ‌‍‌‌‌ ‍‌​‍‌‌​ ​ ‌​‌​​‍‌‌​ ​ ‌​‌​​‍‌‌​ ​‍​ ​‍​ ​‍​ ​‍​ ‌ ​ ‌‌​ ​​​ ‌​​ ‌‌​ ‍‌​ ‌ ‌‍​‍​ ‌‌​ ‍‌​‍‌‌​ ​‍​ ​‍​‍‌‌​ ‌‌‌​‌​​‍ ‍‌ ‌​‌‍‌‌‌ ‍​‌ ‌​​‍‌‍‌ ​​‌‍‌‌‌ ​‍‌ ​ ‌ ​​‌‍‌‌‌‍​ ‌ ‌​‌‍‍‌‌ ‌‍‌‍‌‌​ ‌‌ ​​‌ ‌‌‌‍​‍‌‍ ​‌‍‍‌‌ ​ ‌‍‍​‌‍‌‌‌‍‌​​‍​‍‌ ‌
5. ADA STANDARDS WE MEET AND/OR